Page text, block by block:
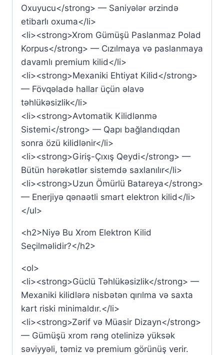
Oxuyucu</strong> — Saniyələr ərzində
etibarlı oxuma</li>
<li><strong>Xrom Gümüşü Paslanmaz Polad
Korpus</strong> — Cızılmaya və paslanmaya
davamlı premium kilid</li>
<li><strong>Mexaniki Ehtiyat Kilid</strong>
— Fövqəladə hallar üçün əlavə
təhlükəsizlik</li>
<li><strong>Avtomatik Kilidlənmə
Sistemi</strong> — Qapı bağlandıqdan
sonra özü kilidlənir</li>
<li><strong>Giriş-Çıxış Qeydi</strong> —
Bütün hərəkətlər sistemdə saxlanılır</li>
<li><strong>Uzun Ömürlü Batareya</strong>
— Enerjiyə qənaətli smart elektron kilid</li>
</ul>
<h2>Niyə Bu Xrom Elektron Kilid
Seçilməlidir?</h2>
<ol>
<li><strong>Güclü Təhlükəsizlik</strong> —
Mexaniki kilidlərə nisbətən qırılma və saxta
kart riski minimaldır.</li>
<li><strong>Zərif və Müasir Dizayn</strong>
— Gümüşü xrom rəng otelinizə yüksək
səviyyəli, təmiz və premium görünüş verir.